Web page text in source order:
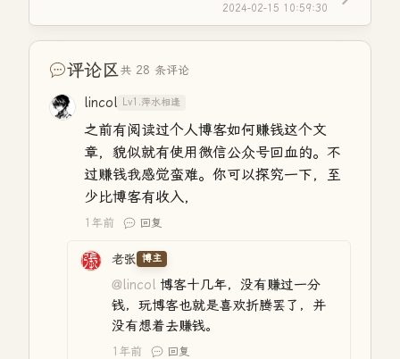
2024-02-15 10:59:30
评论区共 28 条评论
lincol Lv1.萍水相逢
之前有阅读过个人博客如何赚钱这个文
章，貌似就有使用微信公众号回血的。不
过赚钱我感觉蛮难。你可以探究一下，至
少比博客有收入，
1年前 回复
老张 博主
@lincol博客十几年，没有赚过一分
钱，玩博客也就是喜欢折腾罢了，并
没有想着去赚钱。
1年前 回复